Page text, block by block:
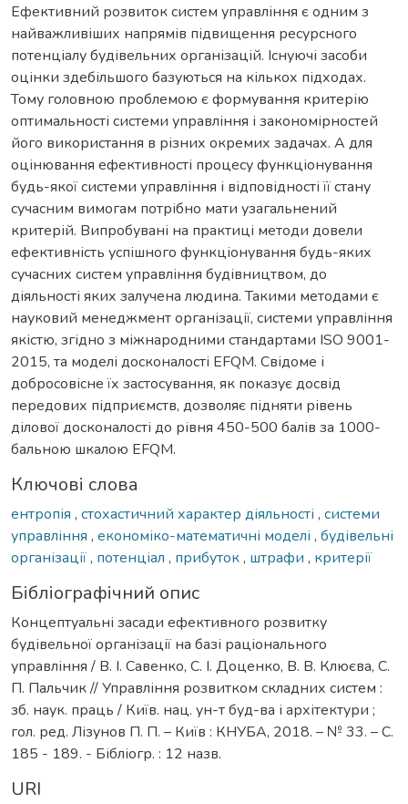
Ефективний розвиток систем управління є одним з
найважливіших напрямів підвищення ресурсного
потенціалу будівельних організацій. Існуючі засоби
оцінки здебільшого базуються на кількох підходах.
Тому головною проблемою є формування критерію
оптимальності системи управління і закономірностей
його використання в різних окремих задачах. А для
оцінювання ефективності процесу функціонування
будь-якої системи управління і відповідності її стану
сучасним вимогам потрібно мати узагальнений
критерій. Випробувані на практиці методи довели
ефективність успішного функціонування будь-яких
сучасних систем управління будівництвом, до
діяльності яких залучена людина. Такими методами є
науковий менеджмент організації, системи управління
якістю, згідно з міжнародними стандартами ISO 9001-
2015, та моделі досконалості EFQM. Свідоме і
добросовісне їх застосування, як показує досвід
передових підприємств, дозволяє підняти рівень
ділової досконалості до рівня 450-500 балів за 1000-
бальною шкалою EFQM.
Ключові слова
ентропія , стохастичний характер діяльності , системи
управління , економіко-математичні моделі , будівельні
організації, потенціал , прибуток, штрафи , критерії
Бібліографічний опис
Концептуальні засади ефективного розвитку
будівельної організації на базі раціонального
управління / В. І. Савенко, С. І. Доценко, В. В. Клюєва, С.
П. Пальчик // Управління розвитком складних систем :
зб. наук. праць / Київ. нац. ун-т буд-ва і архітектури ;
гол. ред. Лізунов П. П. – Київ : КНУБА, 2018. – № 33. – С.
185 - 189. - Бібліогр. : 12 назв.
URI